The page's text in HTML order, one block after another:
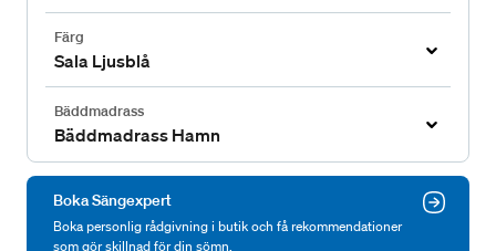
Färg
Sala Ljusblå
Bäddmadrass
Bäddmadrass Hamn
Boka Sängexpert
Boka personlig rådgivning i butik och få rekommendationer
som gör skillnad för din sömn.